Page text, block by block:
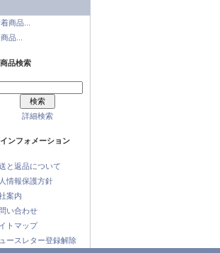
商品...
品...
商品検索
詳細検索
フォメーション
と返品について
情報保護方針
案内
い合わせ
トマップ
ースレター登録解除